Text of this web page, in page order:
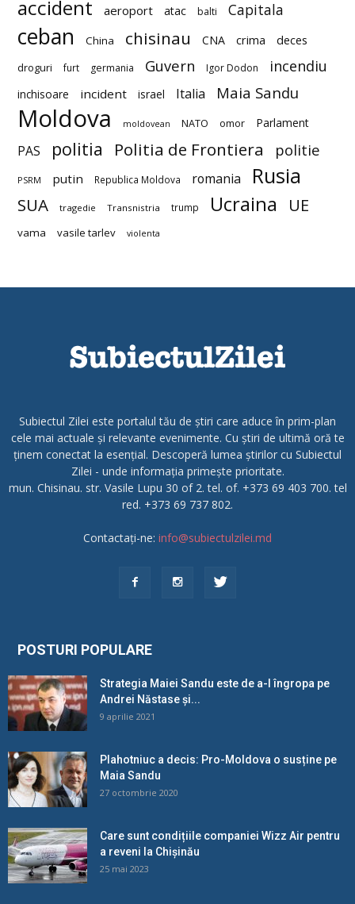
accident aeroport atac balti Capitala
ceban China chisinau CNA crima deces
droguri furt germania Guvern Igor Dodon incendiu
inchisoare incident israel Italia Maia Sandu
Moldova moldovean NATO omor Parlament
PAS politia Politia de Frontiera politie
PSRM putin Republica Moldova romania Rusia
SUA tragedie Transnistria trump Ucraina UE
vama vasile tarlev violenta
Subiectul Zilei este portalul tău de știri care aduce în prim-plan
cele mai actuale și relevante evenimente. Cu știri de ultimă oră te
ținem conectat la esențial. Descoperă lumea știrilor cu Subiectul
Zilei - unde informația primește prioritate.
mun. Chisinau. str. Vasile Lupu 30 of 2. tel. of. +373 69 403 700. tel
red. +373 69 737 802.
Contactați-ne: info@subiectulzilei.md
POSTURI POPULARE
Strategia Maiei Sandu este de a-l îngropa pe
Andrei Năstase și...
9 aprilie 2021
Plahotniuc a decis: Pro-Moldova o susține pe
Maia Sandu
27 octombrie 2020
Care sunt condițiile companiei Wizz Air pentru
a reveni la Chișinău
25 mai 2023